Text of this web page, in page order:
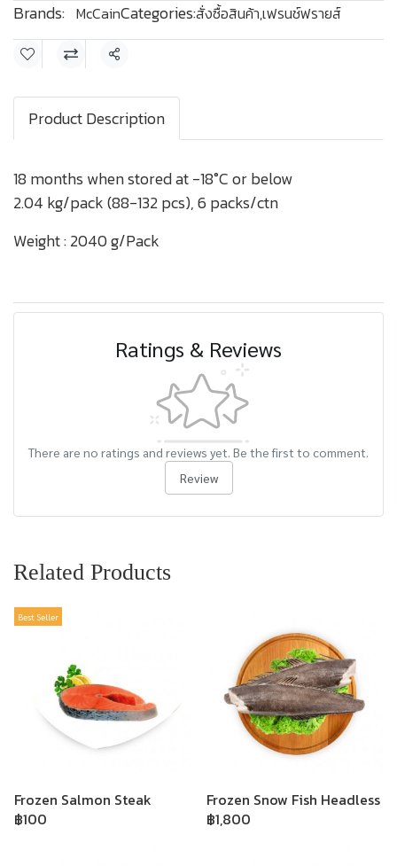
Brands: McCainCategories:สั่งซื้อสินค้า,เฟรนช์ฟรายส์
Share
Product Description
18 months when stored at -18°C or below
2.04 kg/pack (88-132 pcs), 6 packs/ctn
Weight : 2040 g/Pack
Ratings & Reviews
There are no ratings and reviews yet. Be the first to comment.
Review
Related Products
Best Seller
Frozen Salmon Steak
฿100
Frozen Snow Fish Headless
฿1,800